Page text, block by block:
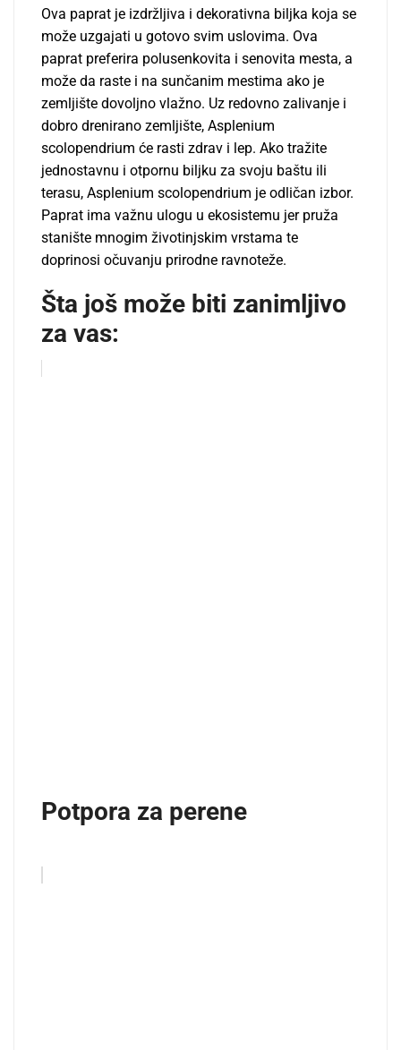
Ova paprat je izdržljiva i dekorativna biljka koja se
može uzgajati u gotovo svim uslovima. Ova
paprat preferira polusenkovita i senovita mesta, a
može da raste i na sunčanim mestima ako je
zemljište dovoljno vlažno. Uz redovno zalivanje i
dobro drenirano zemljište, Asplenium
scolopendrium će rasti zdrav i lep. Ako tražite
jednostavnu i otpornu biljku za svoju baštu ili
terasu, Asplenium scolopendrium je odličan izbor.
Paprat ima važnu ulogu u ekosistemu jer pruža
stanište mnogim životinjskim vrstama te
doprinosi očuvanju prirodne ravnoteže.
Šta još može biti zanimljivo
za vas:
Potpora za perene